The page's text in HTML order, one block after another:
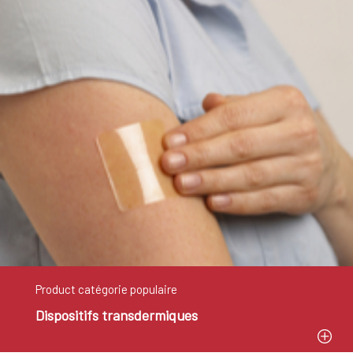
Product catégorie populaire
Dispositifs transdermiques